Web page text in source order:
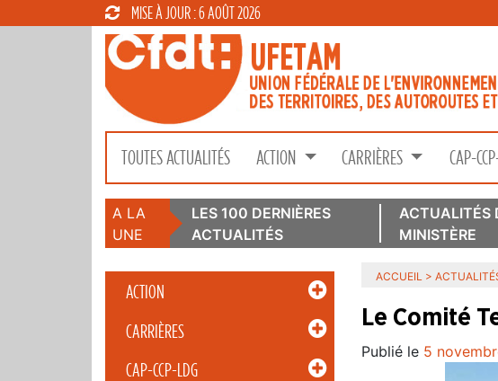
MISE À JOUR : 6 AOÛT 2026
TOUTES ACTUALITÉS ACTION CARRIÈRES CAP-
A LA
UNE
LES 100 DERNIÈRES
ACTUALITÉS
ACTUALITÉS
MINISTÈRE
ACTION
CARRIÈRES
CAP-CCP-LDG
ACCUEIL >
Le Comité
Publié le 5